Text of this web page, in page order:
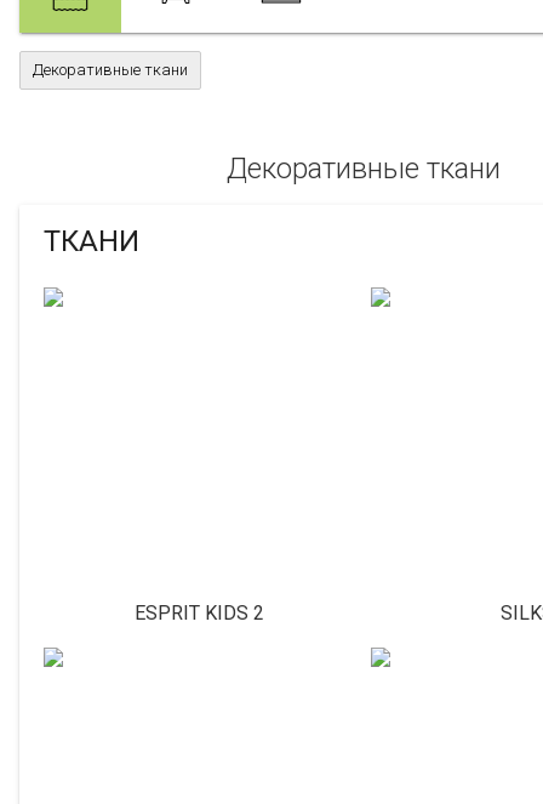
Декоративные ткани
Декоративные ткани
ТКАНИ
ESPRIT KIDS 2